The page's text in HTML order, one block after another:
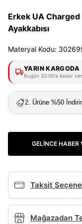
Erkek UA
Ayakkabısı
Materyal Kodu:
YARIN KARGODA
Bugün 20:00'a kadar
2. Ürüne %50
GELINCE HABER
Taksit
Mağazadan
Şifre
Ad*
Soyad*